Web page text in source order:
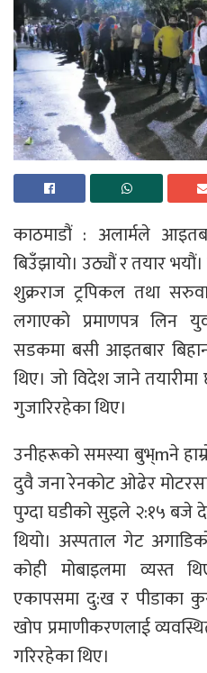
काठमाडौं : अलार्मले
बिउँझायो। उठ्यौं र तयार
शुक्रराज ट्रपिकल तथा
लगाएको प्रमाणपत्र लिन
सडकमा बसी आइतबार
थिए। जो विदेश जाने
गुजारिरहेका थिए।
उनीहरूको समस्या बुभ्mने
दुवै जना रेनकोट ओढेर
पुग्दा घडीको सुइले २:१५ बजे
थियो। अस्पताल गेट
कोही मोबाइलमा व्यस्त
एकापसमा दु:ख र पीडाका
खोप प्रमाणीकरणलाई
गरिरहेका थिए।